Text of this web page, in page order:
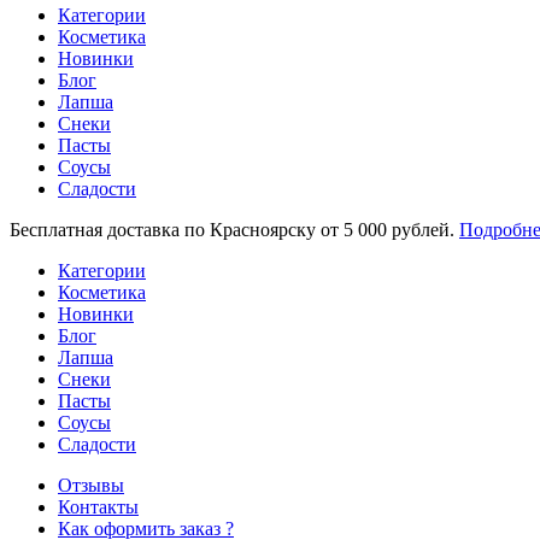
Категории
Косметика
Новинки
Блог
Лапша
Снеки
Пасты
Соусы
Сладости
Бесплатная доставка по Красноярску от 5 000 рублей.
Категории
Косметика
Новинки
Блог
Лапша
Снеки
Пасты
Соусы
Сладости
Отзывы
Контакты
Как оформить заказ ?